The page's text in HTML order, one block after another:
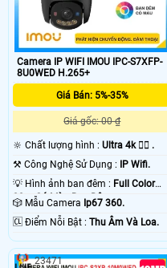
Camera IP WIFI IMOU IPC-S7XFP-
8U0WED H.265+
Giá Bán: 5%-35%
Giá gốc: 00 ₫
🔆 Chất lượng hình : Ultra 4k 👍🏾 .
⚒ Công Nghệ Sử Dụng :
IP Wifi.
💡 Hình ảnh ban đêm : Full Color
30m Có Màu Ban Ðêm.
🎲 Mẫu Camera Ip67 360.
️🆑 Điểm Nỗi Bật : Thu Âm Và Loa.
23471